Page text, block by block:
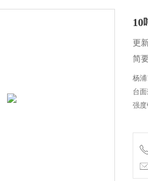
10
更
简
杨
台
强度